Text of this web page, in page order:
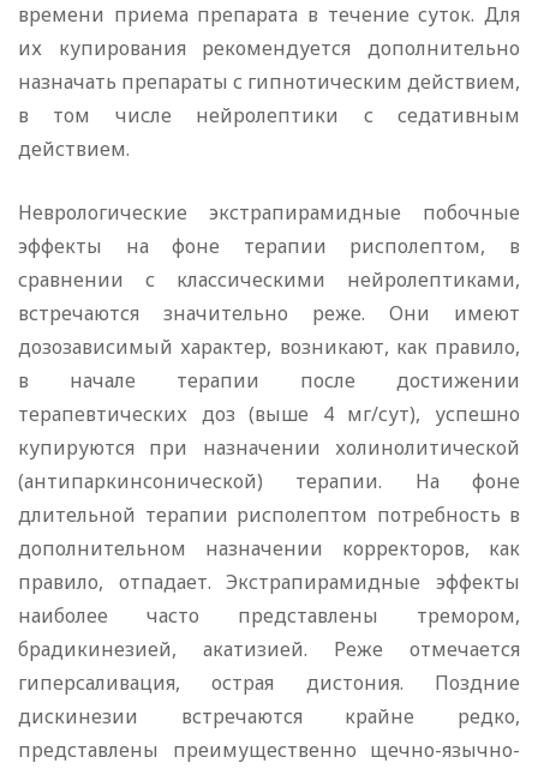
времени приема препарата в течение суток. Для
их купирования рекомендуется дополнительно
назначать препараты с гипнотическим действием,
в том числе нейролептики с седативным
действием.
Неврологические экстрапирамидные побочные
эффекты на фоне терапии рисполептом, в
сравнении с классическими нейролептиками,
встречаются значительно реже. Они имеют
дозозависимый характер, возникают, как правило,
в начале терапии после достижении
терапевтических доз (выше 4 мг/сут), успешно
купируются при назначении холинолитической
(антипаркинсонической) терапии. На фоне
длительной терапии рисполептом потребность в
дополнительном назначении корректоров, как
правило, отпадает. Экстрапирамидные эффекты
наиболее часто представлены тремором,
брадикинезией, акатизией. Реже отмечается
гиперсаливация, острая дистония. Поздние
дискинезии встречаются крайне редко,
представлены преимущественно щечно-язычно-